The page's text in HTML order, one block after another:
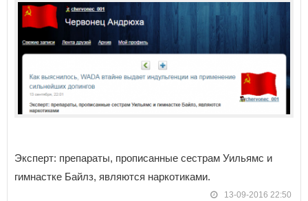
Эксперт: препараты, прописанные сестрам Уильямс и
гимнастке Байлз, являются наркотиками.
13-09-2016 22:50